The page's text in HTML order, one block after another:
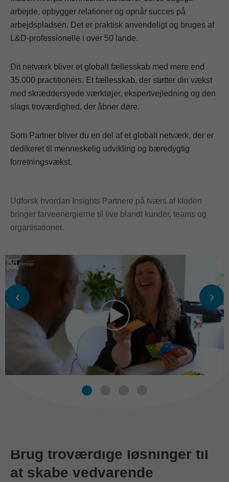
arbejde, opbygger relationer og opnår succes på
arbejdspladsen. Det er praktisk anvendeligt og bruges af
L&D-professionelle i over 50 lande.
Dit netværk bliver et globalt fællesskab med mere end
35.000 practitioners. Et fællesskab, der støtter din vækst
med skræddersyede værktøjer, ekspertvejledning og den
slags troværdighed, der åbner døre.
Som Partner bliver du en del af et globalt netværk, der er
dedikeret til menneskelig udvikling og bæredygtig
forretningsvækst.
Udforsk hvordan Insights Partnere på tværs af kloden
bringer farveenergierne til live blandt kunder, teams og
organisationer.
‹ ›
Brug troværdige løsninger til
at skabe vedvarende